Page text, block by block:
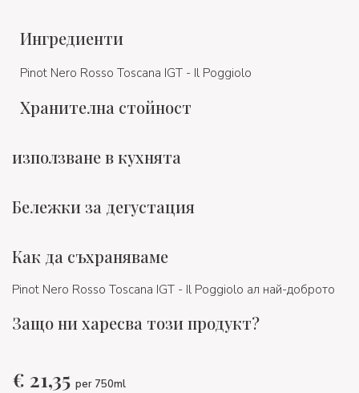
Ингредиенти
Pinot Nero Rosso Toscana IGT - Il Poggiolo
Хранителна стойност
използване в кухнята
Бележки за дегустация
Как да съхраняваме
Pinot Nero Rosso Toscana IGT - Il Poggiolo ал най-доброто
Защо ни харесва този продукт?
€ 21,35 per 750ml